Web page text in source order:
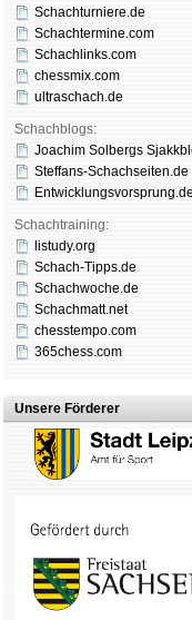
Schachturniere.de
Schachtermine.com
Schachlinks.com
chessmix.com
ultraschach.de
Schachblogs:
Joachim Solbergs
Steffans-Schachseiten.de
Entwicklungsvorsprung.de
Schachtraining:
listudy.org
Schach-Tipps.de
Schachwoche.de
Schachmatt.net
chesstempo.com
365chess.com
Unsere Förderer